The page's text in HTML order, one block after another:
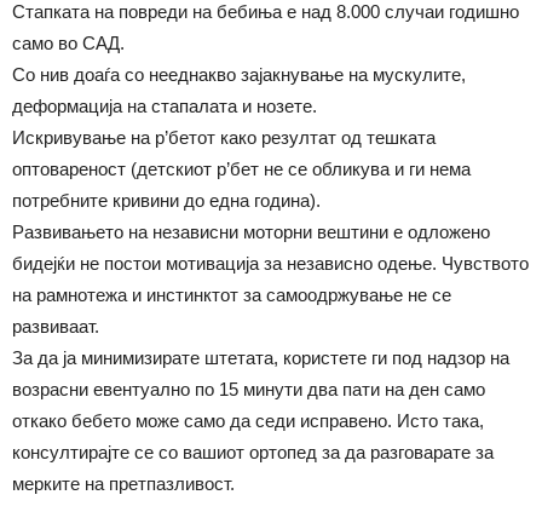
Стапката на повреди на бебиња е над 8.000 случаи годишно
само во САД.
Со нив доаѓа со нееднакво зајакнување на мускулите,
деформација на стапалата и нозете.
Искривување на р’бетот како резултат од тешката
оптовареност (детскиот р’бет не се обликува и ги нема
потребните кривини до една година).
Развивањето на независни моторни вештини е одложено
бидејќи не постои мотивација за независно одење. Чувството
на рамнотежа и инстинктот за самоодржување не се
развиваат.
За да ја минимизирате штетата, користете ги под надзор на
возрасни евентуално по 15 минути два пати на ден само
откако бебето може само да седи исправено. Исто така,
консултирајте се со вашиот ортопед за да разговарате за
мерките на претпазливост.